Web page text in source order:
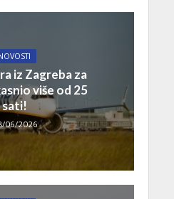
iz Zagreba za
više od 25
sati!
06/2026